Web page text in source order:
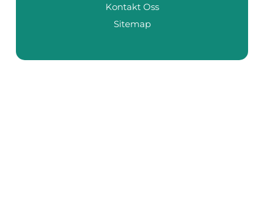
Kontakt Oss
Sitemap